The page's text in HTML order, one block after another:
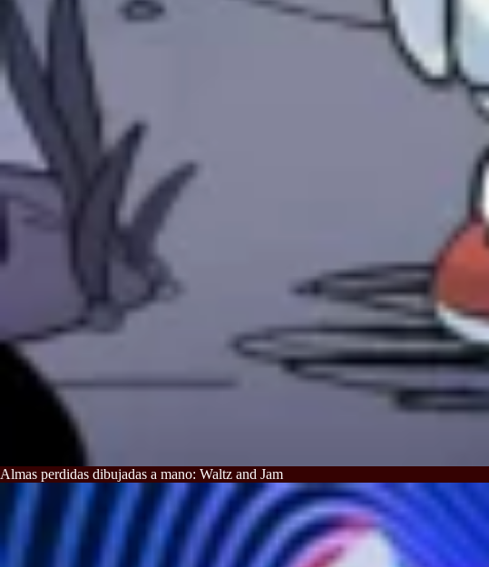
Almas perdidas dibujadas a mano: Waltz and Jam